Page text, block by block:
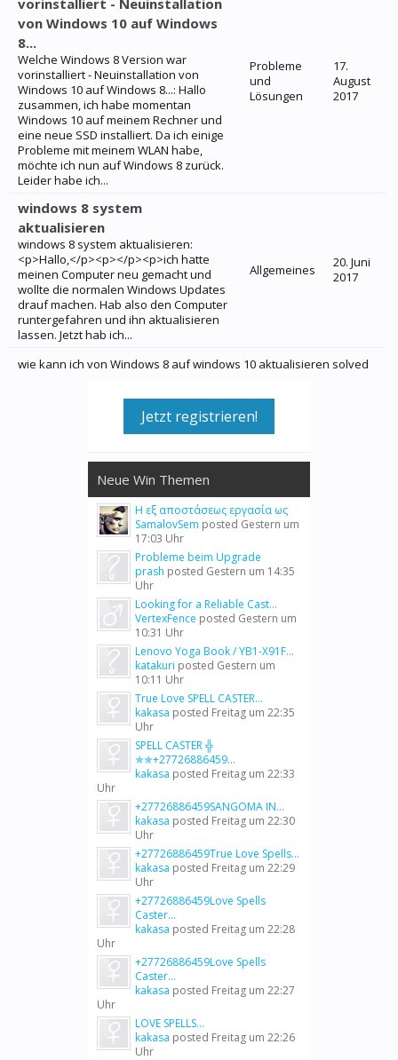
vorinstalliert - Neuinstallation
von Windows 10 auf Windows
8...
Welche Windows 8 Version war
vorinstalliert - Neuinstallation von
Windows 10 auf Windows 8...: Hallo
zusammen, ich habe momentan
Windows 10 auf meinem Rechner und
eine neue SSD installiert. Da ich einige
Probleme mit meinem WLAN habe,
möchte ich nun auf Windows 8 zurück.
Leider habe ich...
Probleme
und
Lösungen
17.
August
2017
windows 8 system
aktualisieren
windows 8 system aktualisieren:
<p>Hallo,</p><p></p><p>ich hatte
meinen Computer neu gemacht und
wollte die normalen Windows Updates
drauf machen. Hab also den Computer
runtergefahren und ihn aktualisieren
lassen. Jetzt hab ich...
Allgemeines
20. Juni
2017
wie kann ich von Windows 8 auf windows 10 aktualisieren solved
Jetzt registrieren!
Neue Win Themen
Η εξ αποστάσεως εργασία ως
SamalovSem posted Gestern um
17:03 Uhr
Probleme beim Upgrade
prash posted Gestern um 14:35
Uhr
Looking for a Reliable Cast...
VertexFence posted Gestern um
10:31 Uhr
Lenovo Yoga Book / YB1-X91F...
katakuri posted Gestern um
10:11 Uhr
True Love SPELL CASTER...
kakasa posted Freitag um 22:35
Uhr
SPELL CASTER ╬
✯✯+27726886459...
kakasa posted Freitag um 22:33
Uhr
+27726886459SANGOMA IN...
kakasa posted Freitag um 22:30
Uhr
+27726886459True Love Spells...
kakasa posted Freitag um 22:29
Uhr
+27726886459Love Spells
Caster...
kakasa posted Freitag um 22:28
Uhr
+27726886459Love Spells
Caster...
kakasa posted Freitag um 22:27
Uhr
LOVE SPELLS...
kakasa posted Freitag um 22:26
Uhr